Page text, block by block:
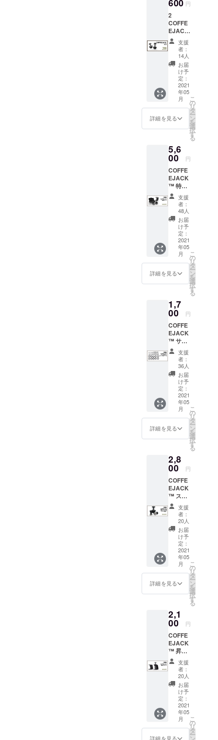
海外か
らの発
送とな
るた
め、価
格には
日本の
消費税
は含ま
れてお
りませ
ん。 た
だし、
輸入関
税につ
別途ご
負担と
す。予
めご了
承くだ
さい。
＊海外
からの
発送と
なりま
す。備
考欄に
下記順
番にて
とお届
け先を
ご記入
いただ
きます
ようご
協力く
ださ
い： お
名前 町
名 番
地・
号 建
物名
部屋番
町村 都
郵便番
号 例：
a
Shibuy
a 2
Chome
−22−3
Shibuy
a
Higashi
Buildin
g 5F
Shibuy
a-ku
Tokyo
150-
0002
600 円
2
COFFE
EJACK
™
【48％
割引】
定価
39,700
円より
19,100
円OFF
＊こち
らの価
格には
送料が
含まれ
＊本品
は海外
からの
発送と
なるた
め、価
格には
日本の
消費税
は含ま
れてお
りませ
ん。 た
だし、
輸入関
税につ
いては
負担と
なりま
す。予
めご了
承くだ
さい。
＊海外
からの
発送と
なりま
す。備
考欄に
下記順
番にて
お名前
とお届
け先を
いただ
きます
協力く
ださ
い： お
名前 町
名 番
地・
号 建
物名
部屋番
町村 都
道府県
号 例：
Taro
Shibuy
a 2
Chome
−22−3
Shibuy
Higashi
Buildin
g 5F
Shibuy
a-ku
Tokyo
150-
0002
支援
者：
14人
お届
け予
定：
2021
年05
月
詳細を見る
こ
の
リ
タ
ー
ン
を
選
択
す
る
5,6
00 円
COFFE
EJACK
™ 特別
セット
【34％
割引】
定価
8500円
より
2900円
OFF - 1
x 蓋付
きコー
ヒーバ
スケッ
ト - 1 x
COFEE
JACK
™ ケー
ス - 1 x
昇降ス
タンド
＊
COFFE
EJACK
™本体
は含み
ませ
ん。 ＊
こちら
の価格
には送
料が含
海外か
らの発
送とな
るた
め、価
格には
日本の
消費税
は含ま
れてお
りませ
ん。 た
だし、
輸入関
税につ
いては
支援者
なりま
す。予
承くだ
さい。
＊別途
ご支援
いただ
いた場
合、
COFFE
EJACK
™ご支
援時の
メール
支援
者：
48人
お届
け予
定：
2021
年05
月
詳細を見る
こ
の
リ
タ
ー
ン
を
選
択
す
る
1,7
00 円
COFFE
EJACK
™ サー
ビス
キット
（Oリン
グ及び
シール)
COFEE
JACK
™の取
り替え
用Oリン
グです
＊こち
らの価
送料が
含まれ
ます。
＊本品
は海外
からの
発送と
なるた
め、価
格には
日本の
消費税
は含ま
れてお
りませ
ん。 た
だし、
支援者
様にて
別途ご
負担と
なりま
す。予
めご了
承くだ
さい。
＊別途
ご支援
いただ
いた場
合、
COFFE
EJACK
支援
者：
36人
お届
け予
定：
2021
年05
月
詳細を見る
こ
の
リ
タ
ー
ン
を
選
択
す
る
2,8
00 円
COFFE
EJACK
™ ステ
ンレス
鋼コー
ヒータ
ンパー
【50％
割引】
定価
5600円
より
2800円
OFF 特
徴： 長
く使え
ミアム
品質の
ステン
レス鋼
で作ら
れた
コー
ヒータ
パー。
人間工
学に基
づいた
完全な
グリッ
プハン
ドル。
支援
者：
20人
お届
け予
定：
2021
年05
月
詳細を見る
こ
の
リ
タ
ー
ン
を
選
択
す
る
2,1
00 円
COFFE
EJACK
™ 昇降
スタン
ド
【40％
割引】
定価
3500円
より
1400円
OFF ア
ルマイ
ト処理
支援
者：
20人
お届
け予
定：
2021
年05
月
詳細を見る
こ
の
リ
タ
ー
ン